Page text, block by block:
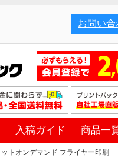
お問い合
入稿ガイド 商品一
トオンデマンド フライヤー印刷